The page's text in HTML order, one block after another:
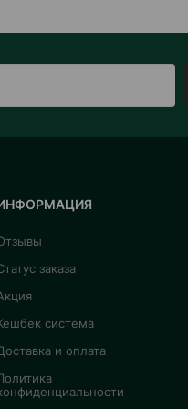
заказа
система
и оплата